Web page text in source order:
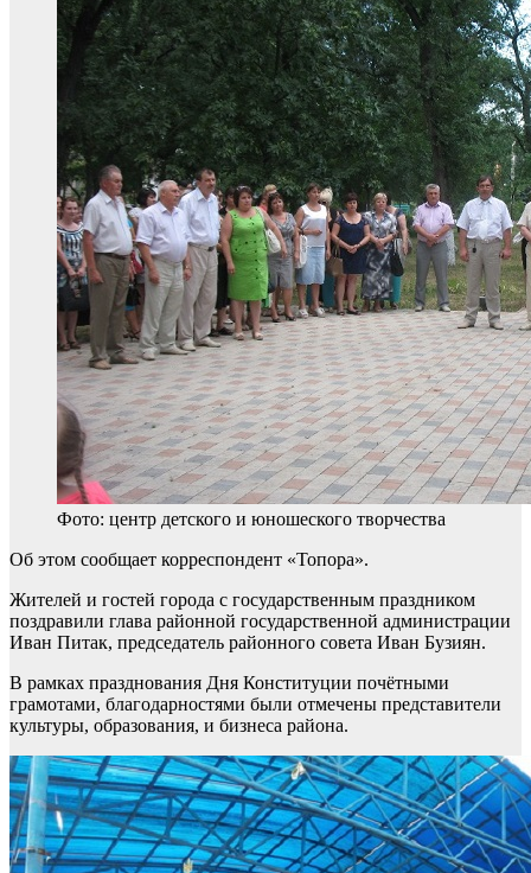
Фото: центр детского и юношеского творчества
Об этом сообщает корреспондент «Топора».
Жителей и гостей города с государственным праздником
поздравили глава районной государственной администрации
Иван Питак, председатель районного совета Иван Бузиян.
В рамках празднования Дня Конституции почётными
грамотами, благодарностями были отмечены представители
культуры, образования, и бизнеса района.